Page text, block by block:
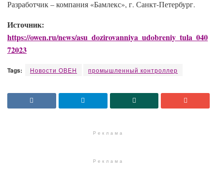
Разработчик – компания «Бамлекс», г. Санкт-Петербург.
Источник:
https://owen.ru/news/asu_dozirovanniya_udobreniy_tula_040
72023
Tags: Новости ОВЕН промышленный контроллер
Реклама
Реклама